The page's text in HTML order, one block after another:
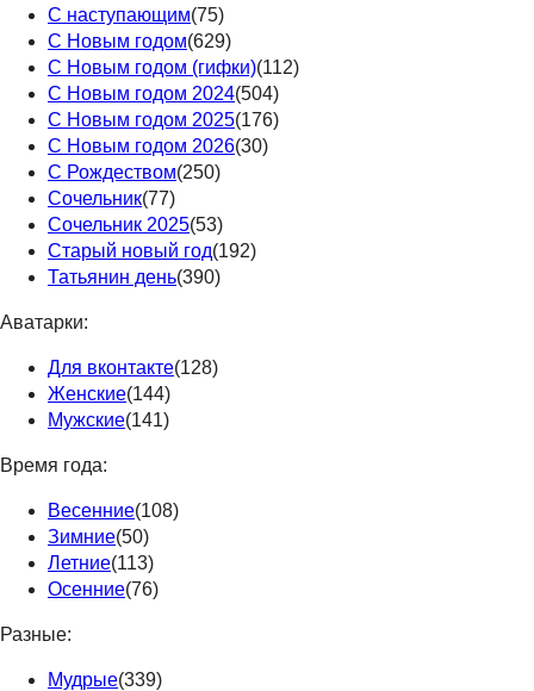
С наступающим(75)
С Новым годом(629)
С Новым годом (гифки)(112)
С Новым годом 2024(504)
С Новым годом 2025(176)
С Новым годом 2026(30)
С Рождеством(250)
Сочельник(77)
Сочельник 2025(53)
Старый новый год(192)
Татьянин день(390)
Аватарки:
Для вконтакте(128)
Женские(144)
Мужские(141)
Время года:
Весенние(108)
Зимние(50)
Летние(113)
Осенние(76)
Разные:
Мудрые(339)